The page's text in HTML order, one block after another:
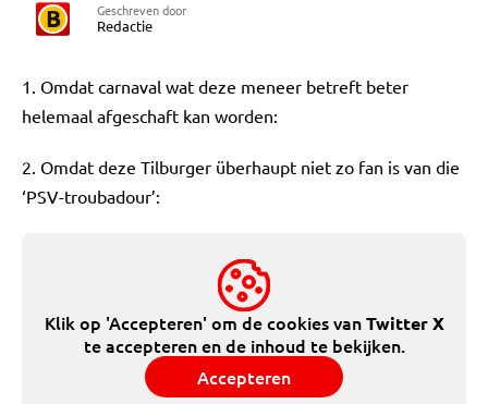
Geschreven door
Redactie
1. Omdat carnaval wat deze meneer betreft beter
helemaal afgeschaft kan worden:
2. Omdat deze Tilburger überhaupt niet zo fan is van die
‘PSV-troubadour’:
Klik op 'Accepteren' om de cookies vanTwitter X
te accepteren en de inhoud te bekijken.
Accepteren